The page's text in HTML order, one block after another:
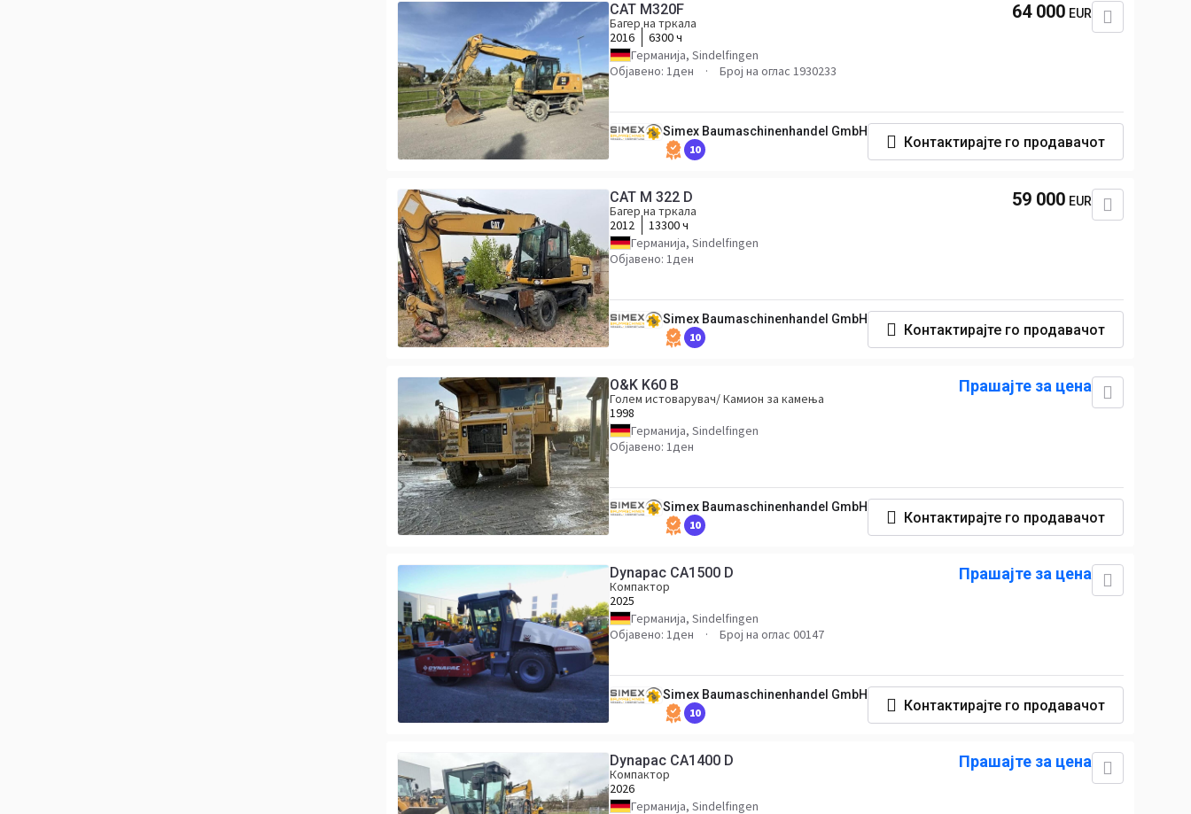
CAT M320F
Багер на тркала
2016
6300 ч
Германија, Sindelfingen
Објавено: 1ден
Број на оглас 1930233
64 000 EUR
Simex Baumaschinenhandel GmbH
10 Контактирајте го продавачот
CAT M 322 D
Багер на тркала
2012
13300 ч
Германија, Sindelfingen
Објавено: 1ден
59 000 EUR
Simex Baumaschinenhandel GmbH
10 Контактирајте го продавачот
O&K K60 B
Голем истоварувач/ Камион за камења
1998
Германија, Sindelfingen
Објавено: 1ден
Прашајте за цена
Simex Baumaschinenhandel GmbH
10 Контактирајте го продавачот
Dynapac CA1500 D
Компактор
2025
Германија, Sindelfingen
Објавено: 1ден
Број на оглас 00147
Прашајте за цена
Simex Baumaschinenhandel GmbH
10 Контактирајте го продавачот
Dynapac CA1400 D
Компактор
2026
Германија, Sindelfingen
Прашајте за цена